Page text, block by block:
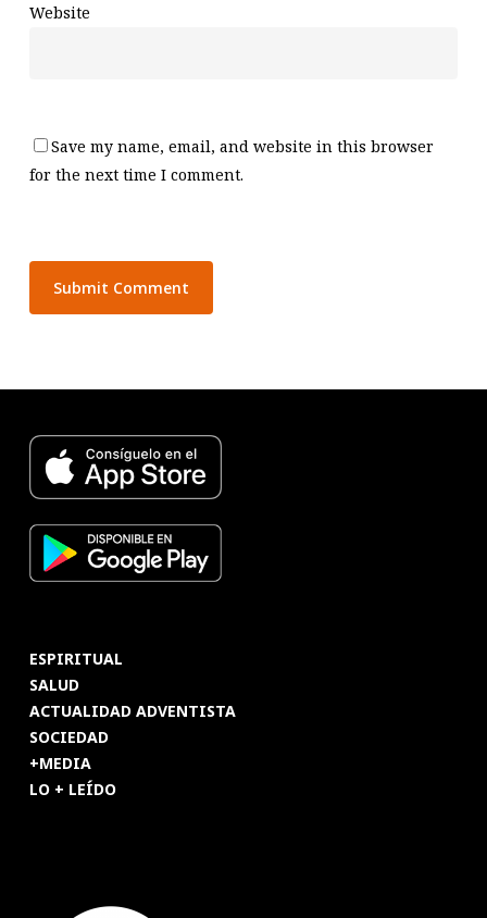
Website
Save my name, email, and website in this browser
for the next time I comment.
ESPIRITUAL
SALUD
ACTUALIDAD ADVENTISTA
SOCIEDAD
+MEDIA
LO + LEÍDO